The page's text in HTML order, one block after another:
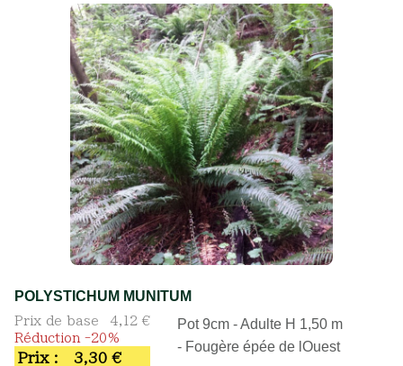
POLYSTICHUM MUNITUM
Prix de base
4,12 €
Réduction -20%
Prix : 3,30 €
Pot 9cm - Adulte H 1,50 m
- Fougère épée de lOuest